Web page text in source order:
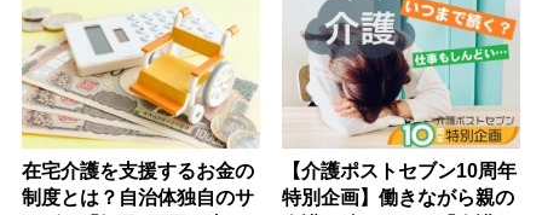
在宅介護を支援するお金の
制度とは？自治体独自のサ
【介護ポストセブン10周年
特別企画】働きながら親の